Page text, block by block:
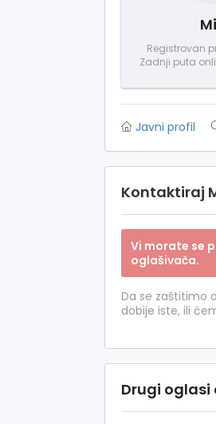
Registrovan
Zadnji puta
Javni profil
Kontaktiraj
Vi morate se
oglašivača.
Da se zaštitimo
dobije iste, ili
Drugi